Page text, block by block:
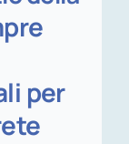
per